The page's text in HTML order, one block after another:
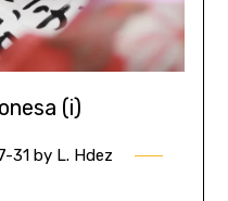
(i)
31 by L. Hdez